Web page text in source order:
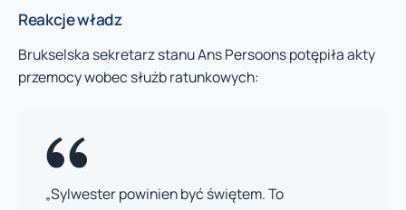
Reakcje władz
Brukselska sekretarz stanu Ans Persoons potępiła akty
przemocy wobec służb ratunkowych:
„Sylwester powinien być świętem. To